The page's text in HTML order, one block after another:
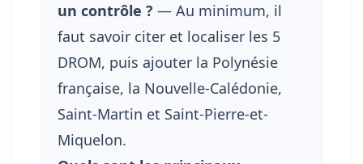
un contrôle ? — Au minimum, il
faut savoir citer et localiser les 5
DROM, puis ajouter la Polynésie
française, la Nouvelle-Calédonie,
Saint-Martin et Saint-Pierre-et-
Miquelon.